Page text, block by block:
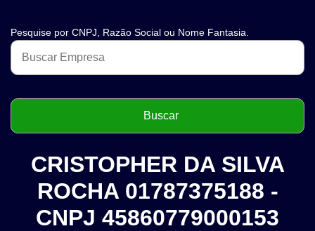
Pesquise por CNPJ, Razão Social ou Nome Fantasia.
CRISTOPHER DA SILVA
ROCHA 01787375188 -
CNPJ 45860779000153